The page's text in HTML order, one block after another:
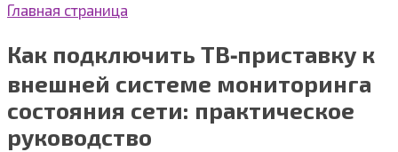
Главная страница
Как подключить ТВ‑приставку к
внешней системе мониторинга
состояния сети: практическое
руководство